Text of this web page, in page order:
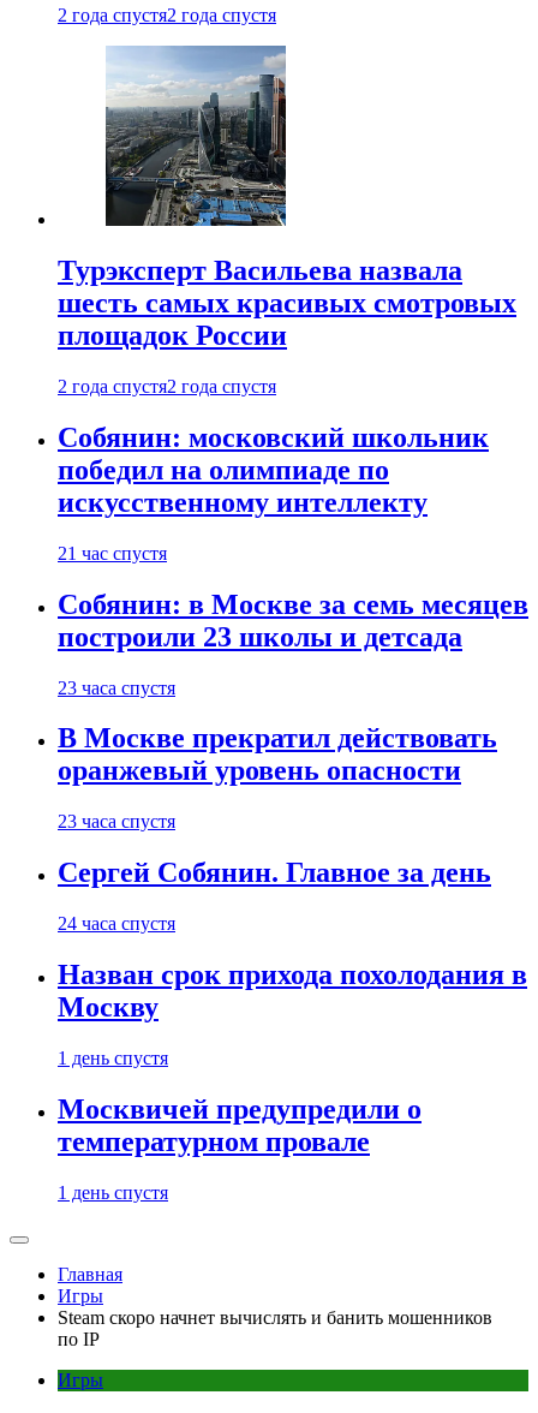
2 года спустя2 года спустя
Турэксперт Васильева назвала
шесть самых красивых смотровых
площадок России
2 года спустя2 года спустя
Собянин: московский школьник
победил на олимпиаде по
искусственному интеллекту
21 час спустя
Собянин: в Москве за семь месяцев
построили 23 школы и детсада
23 часа спустя
В Москве прекратил действовать
оранжевый уровень опасности
23 часа спустя
Сергей Собянин. Главное за день
24 часа спустя
Назван срок прихода похолодания в
Москву
1 день спустя
Москвичей предупредили о
температурном провале
1 день спустя
Главная
Игры
Steam скоро начнет вычислять и банить мошенников
по IP
Игры